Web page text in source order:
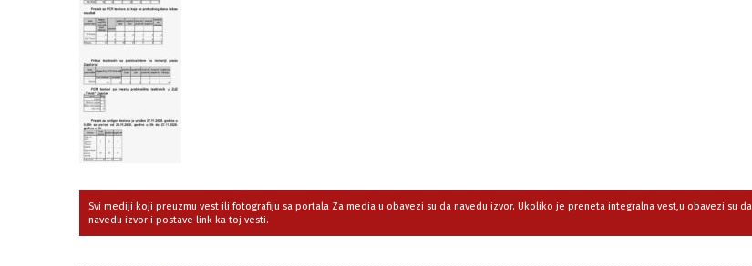
Svi mediji koji preuzmu vest ili fotografiju sa portala Za media u obavezi su da navedu izvor. Ukoliko je preneta integralna vest,u obavezi su da
navedu izvor i postave link ka toj vesti.